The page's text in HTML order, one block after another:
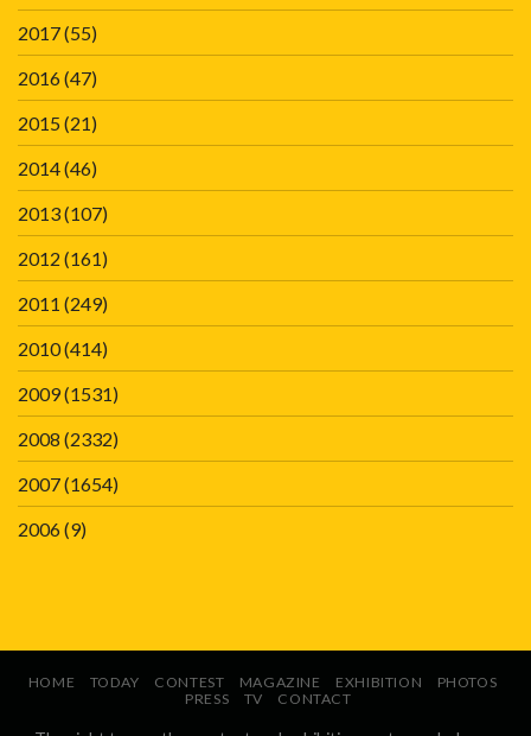
2017(55)
2016(47)
2015(21)
2014(46)
2013(107)
2012 (161)
2011 (249)
2010(414)
2009(1531)
2008 (2332)
2007(1654)
2006(9)
HOME TODAY CONTEST MAGAZINE EXHIBITION
PHOTOS
PRESS
TV CONTACT